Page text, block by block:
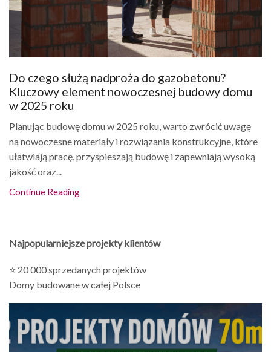
Do czego służą nadproża do gazobetonu?
Kluczowy element nowoczesnej budowy domu
w 2025 roku
Planując budowę domu w 2025 roku, warto zwrócić uwagę
na nowoczesne materiały i rozwiązania konstrukcyjne, które
ułatwiają pracę, przyspieszają budowę i zapewniają wysoką
jakość oraz...
Continue Reading
Najpopularniejsze projekty klientów
⭐ 20 000 sprzedanych projektów
Domy budowane w całej Polsce